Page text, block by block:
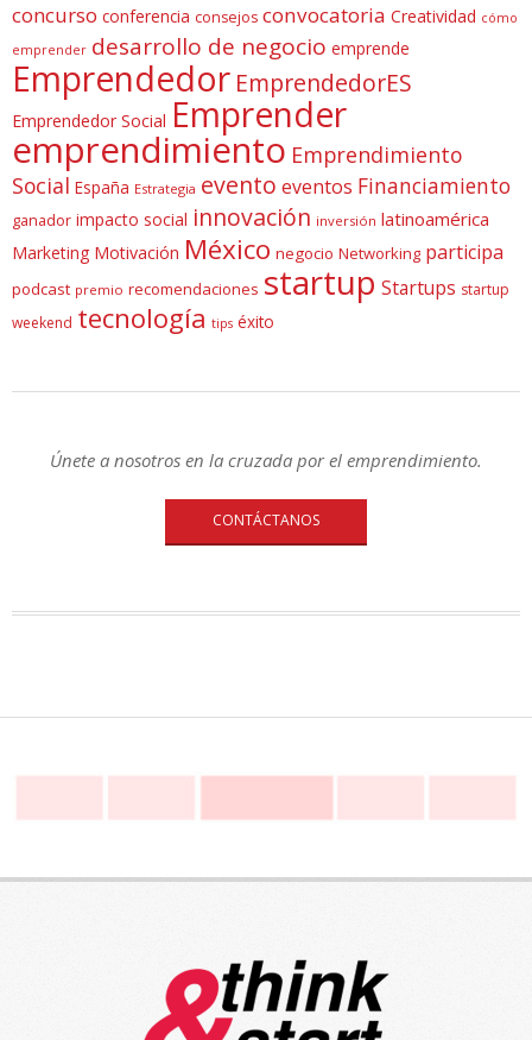
concurso conferencia consejos convocatoria Creatividad cómo
emprender desarrollo de negocio emprende
Emprendedor EmprendedorES
Emprendedor Social Emprender
emprendimiento Emprendimiento
Social España Estrategia evento eventos Financiamiento
ganador impacto social innovación inversión latinoamérica
Marketing Motivación México negocio Networking participa
podcast premio recomendaciones startup Startups startup
weekend tecnología tips éxito
Únete a nosotros en la cruzada por el emprendimiento.
CONTÁCTANOS